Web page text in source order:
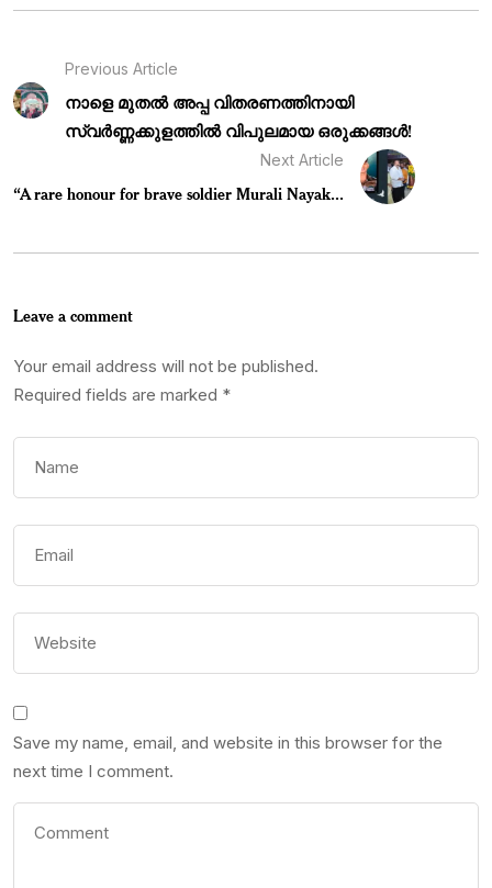
Previous Article
നാളെ മുതൽ അപ്പ വിതരണത്തിനായി
സ്വർണ്ണക്കുളത്തിൽ വിപുലമായ ഒരുക്കങ്ങൾ!
Next Article
“A rare honour for brave soldier Murali Nayak...
Leave a comment
Your email address will not be published.
Required fields are marked *
Save my name, email, and website in this browser for the
next time I comment.